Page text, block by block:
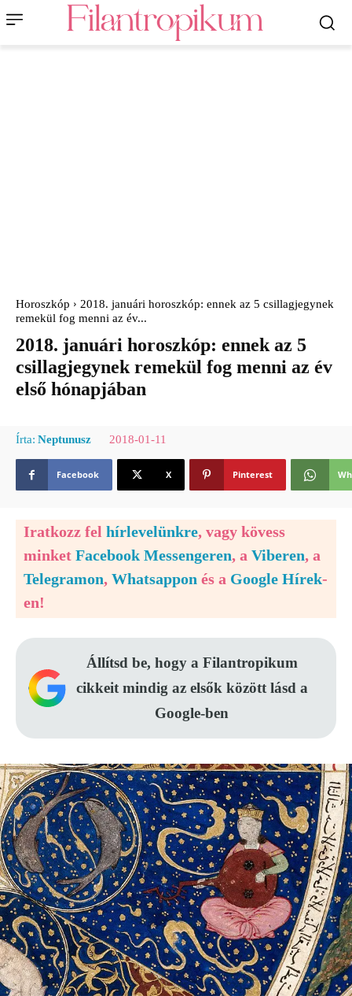
Horoszkóp
2018. januári horoszkóp: ennek az 5 csillagjegynek
remekül fog menni az év...
2018. januári horoszkóp: ennek az 5
csillagjegynek remekül fog menni az év
első hónapjában
Írta: Neptunusz 2018-01-11
Facebook X Pinterest
Iratkozz fel hírlevelünkre, vagy kövess
minket Facebook Messengeren, a Viberen, a
Telegramon, Whatsappon és a Google Hírek-
en!
Állítsd be, hogy a Filantropikum
cikkeit mindig az elsők között lásd a
Google-ben